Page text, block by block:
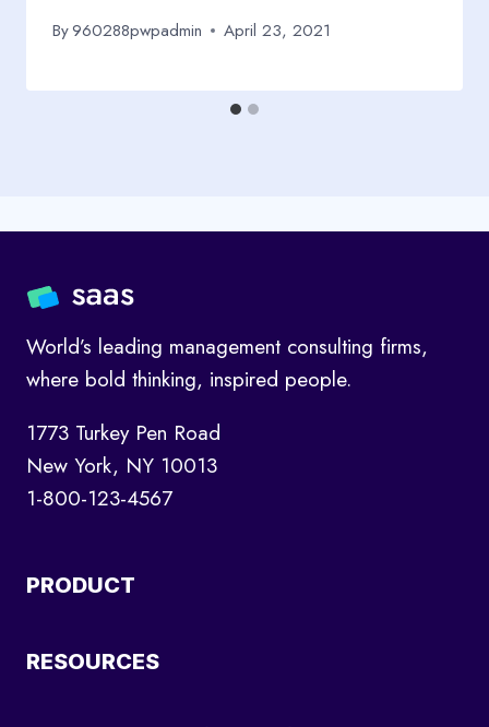
By960288pwpadmin April 23, 2021
World’s leading management consulting firms,
where bold thinking, inspired people.
1773 Turkey Pen Road
New York, NY 10013
1-800-123-4567
PRODUCT
RESOURCES